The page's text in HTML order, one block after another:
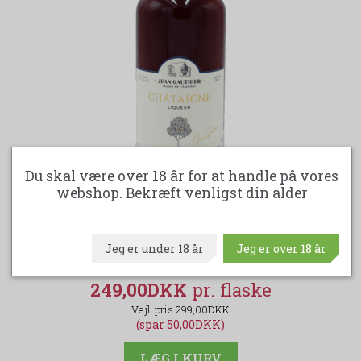
-16%
KASTANJELIKØR - LIQUEUR DE CHÂTAIGNE
JEAN GAUTHIER 70 CL.
249,00DKK
299,00DKK
(spar 50,00DKK)
LÆG I KURV
Du skal være over 18 år for at handle på vores
webshop. Bekræft venligst din alder
Jeg er under 18 år Jeg er over 18 år